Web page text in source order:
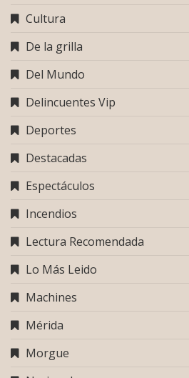
Cultura
De la grilla
Del Mundo
Delincuentes Vip
Deportes
Destacadas
Espectáculos
Incendios
Lectura Recomendada
Lo Más Leido
Machines
Mérida
Morgue